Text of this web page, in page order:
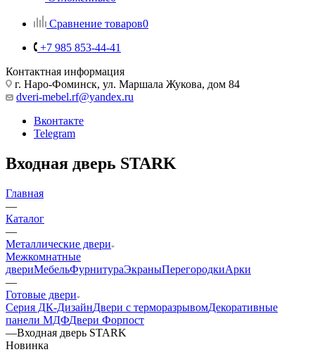
Сравнение товаров0
+7 985 853-44-41
Контактная информация
г. Наро-Фоминск, ул. Маршала Жукова, дом 84
dveri-mebel.rf@yandex.ru
Вконтакте
Telegram
Входная дверь STARK
Главная
—
Каталог
—
Металлические двери
Межкомнатные
двериМебельФурнитураЭкраныПерегородкиАрки
—
Готовые двери
Серия ДК-ДизайнДвери с терморазрывомДекоративные
панели МДФДвери Форпост
—Входная дверь STARK
Новинка